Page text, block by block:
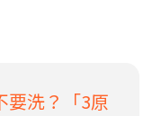
要洗？「3原